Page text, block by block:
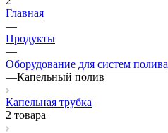
Главная
—
Продукты
—
Оборудование для систем полива
—Капельный полив
Капельная трубка
2 товара